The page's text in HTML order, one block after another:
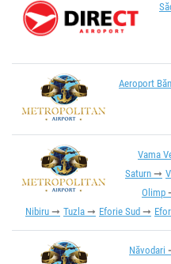
Aeroport
Vama
Saturn
Olimp
Nibiru
Tuzla Eforie Sud
Năvodari